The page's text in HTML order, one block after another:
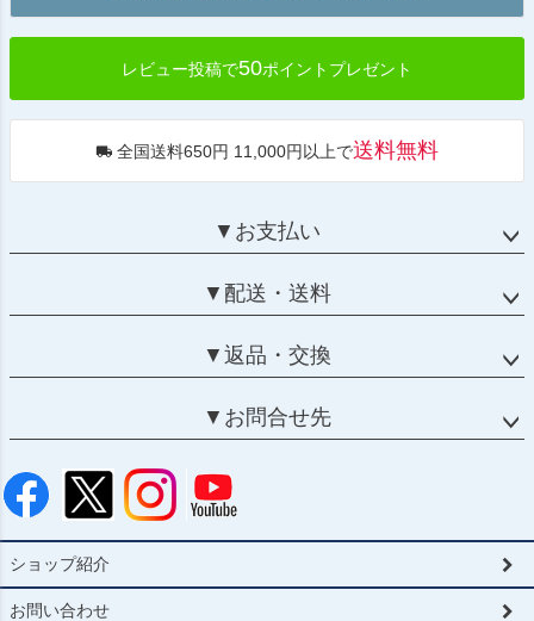
へ
レビュー投稿で50ポイントプレゼント
全国送料650円 11,000円以上で送料無料
▼お支払い
▼配送・送料
▼返品・交換
▼お問合せ先
ショップ紹介
お問い合わせ